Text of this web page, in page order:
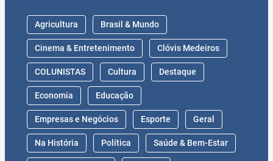
Agricultura Brasil & Mundo
Cinema & Entretenimento Clóvis Medeiros
COLUNISTAS Cultura Destaque
Economia Educação
Empresas e Negócios Esporte Geral
Na História Política Saúde & Bem-Estar